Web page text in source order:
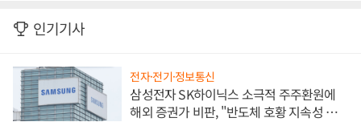
인기기사
전자·전기·정보통신
삼성전자 SK하이닉스 소극적 주주환원에
해외 증권가 비판, "반도체 호황 지속성 의